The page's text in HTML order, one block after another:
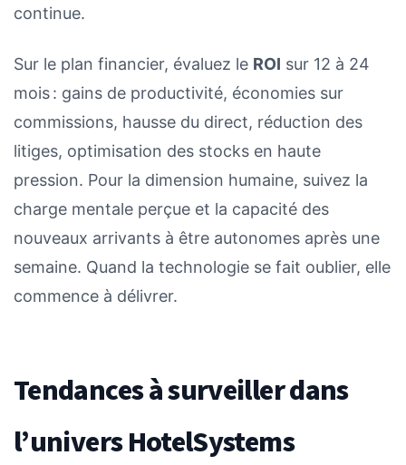
continue.
Sur le plan financier, évaluez le ROI sur 12 à 24
mois : gains de productivité, économies sur
commissions, hausse du direct, réduction des
litiges, optimisation des stocks en haute
pression. Pour la dimension humaine, suivez la
charge mentale perçue et la capacité des
nouveaux arrivants à être autonomes après une
semaine. Quand la technologie se fait oublier, elle
commence à délivrer.
Tendances à surveiller dans
l’univers HotelSystems